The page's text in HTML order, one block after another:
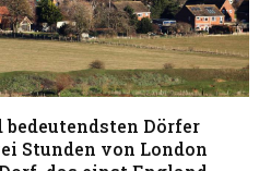
Dörfer
Stunden von London